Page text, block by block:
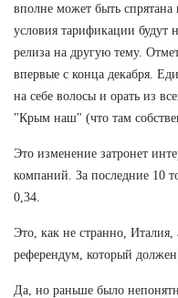
вполне может быть
условия тарификации будут
релиза на другую тему.
впервые с конца декабря.
на себе волосы и орать из
"Крым наш" (что там
Это изменение затронет
компаний. За последние 10
0,34.
Это, как не странно,
референдум, который должен
Да, но раньше было